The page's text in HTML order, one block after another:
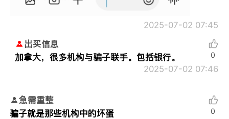
2025-07-02 07:45
出买信息
加拿大，很多机构与骗子联手。包括银行。
2025-07-02 07:46
0
急需重整
骗子就是那些机构中的坏蛋
0